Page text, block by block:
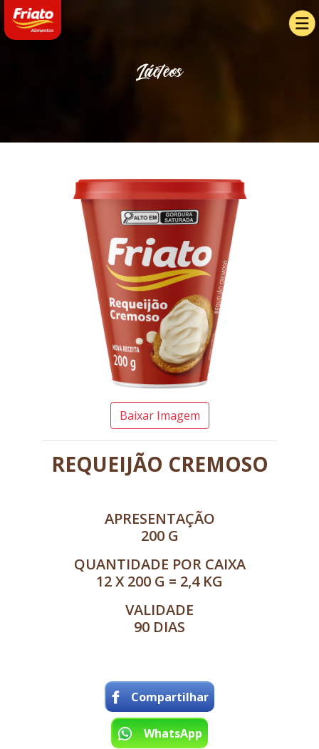
Lácteos
Baixar Imagem
REQUEIJÃO CREMOSO
APRESENTAÇÃO
200 G
QUANTIDADE POR CAIXA
12 X 200 G = 2,4 KG
VALIDADE
90 DIAS
Compartilhar
WhatsApp